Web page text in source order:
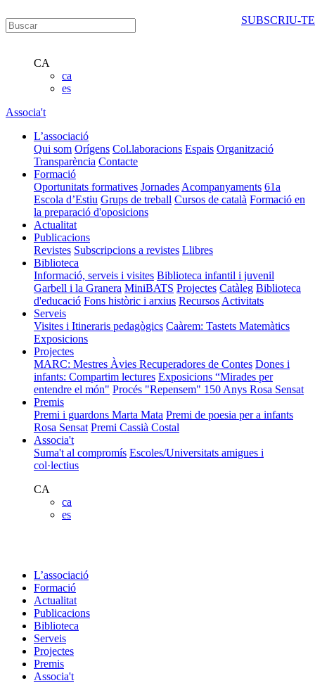
CA
ca
es
Associa't
L’associació
Qui som Orígens Col.laboracions Espais Organització
Transparència Contacte
Formació
Oportunitats formatives Jornades Acompanyaments 61a
Escola d’Estiu Grups de treball Cursos de català Formació en
la preparació d'oposicions
Actualitat
Publicacions
Revistes Subscripcions a revistes Llibres
Biblioteca
Informació, serveis i visites Biblioteca infantil i juvenil
Garbell i la Granera MiniBATS Projectes Catàleg Biblioteca
d'educació Fons històric i arxius Recursos Activitats
Serveis
Visites i Itineraris pedagògics Caàrem: Tastets Matemàtics
Exposicions
Projectes
MARC: Mestres Àvies Recuperadores de Contes Dones i
infants: Compartim lectures Exposicions “Mirades per
entendre el món" Procés "Repensem" 150 Anys Rosa Sensat
Premis
Premi i guardons Marta Mata Premi de poesia per a infants
Rosa Sensat Premi Cassià Costal
Associa't
Suma't al compromís Escoles/Universitats amigues i
col·lectius
CA
ca
es
L’associació
Formació
Actualitat
Publicacions
Biblioteca
Serveis
Projectes
Premis
Associa't
SUBSCRIU-TE